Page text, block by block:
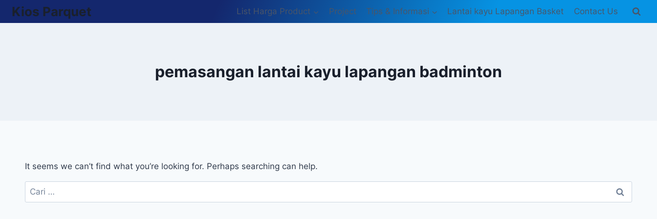
SkipKios Parquet List Harga Product Project Tips & Informasi Lantai kayu Lapangan Basket Contact Us
pemasangan lantai kayu lapangan badminton
It seems we can’t find what you’re looking for. Perhaps searching can help.
Cari
untuk: